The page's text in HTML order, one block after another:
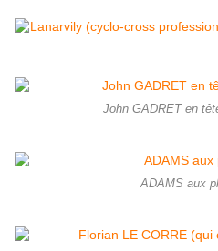
John GADRET en
ADAMS aux